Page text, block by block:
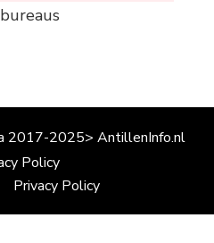
2017-2025> AntillenInfo.nl
Policy
Privacy Policy